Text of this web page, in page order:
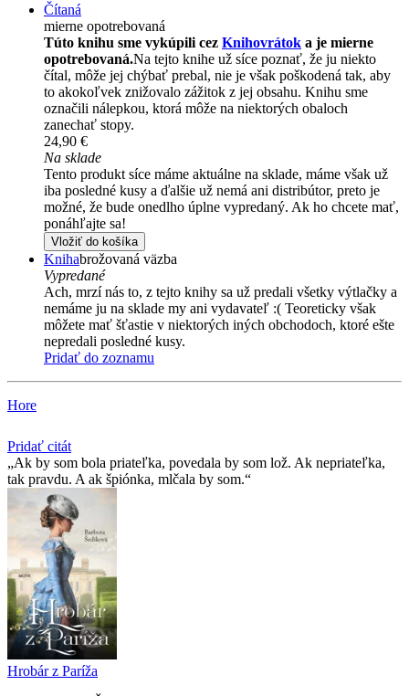
Čítaná
mierne opotrebovaná
Túto knihu sme vykúpili cez Knihovrátok a je mierne
opotrebovaná.Na tejto knihe už síce poznať, že ju niekto
čítal, môže jej chýbať prebal, nie je však poškodená tak, aby
to akokoľvek znižovalo zážitok z jej obsahu. Knihu sme
označili nálepkou, ktorá môže na niektorých obaloch
zanechať stopy.
24,90 €
Na sklade
Tento produkt síce máme aktuálne na sklade, máme však už
iba posledné kusy a ďalšie už nemá ani distribútor, preto je
možné, že bude onedlho úplne vypredaný. Ak ho chcete mať,
ponáhľajte sa!
Vložiť do košíka
Knihabrožovaná väzba
Vypredané
Ach, mrzí nás to, z tejto knihy sa už predali všetky výtlačky a
nemáme ju na sklade my ani vydavateľ :( Teoreticky však
môžete mať šťastie v niektorých iných obchodoch, ktoré ešte
nepredali posledné kusy.
Pridať do zoznamu
Hore
Pridať citát
Ak by som bola priateľka, povedala by som lož. Ak nepriateľka,
tak pravdu. A ak špiónka, mlčala by som.
Hrobár z Paríža